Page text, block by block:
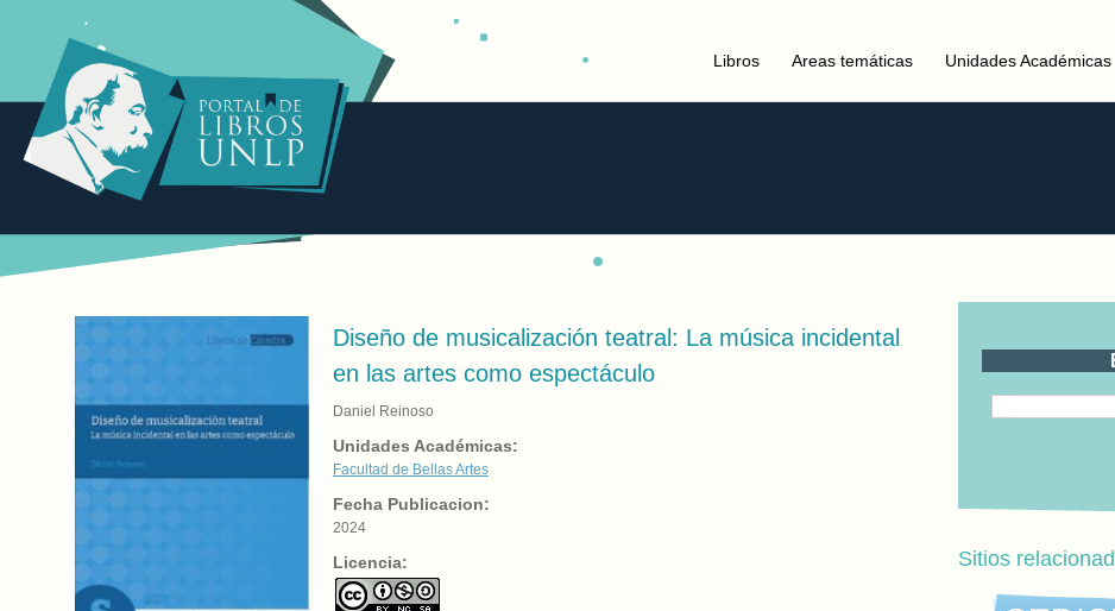
Libros Areas temáticas Unidades Académicas
Diseño de musicalización teatral: La música incidental
en las artes como espectáculo
Daniel Reinoso
Unidades Académicas:
Facultad de Bellas Artes
Fecha Publicacion:
2024
Licencia: Sitios